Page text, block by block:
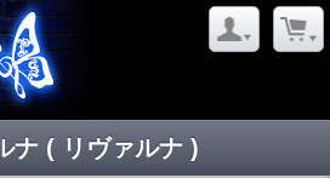
ナ ( リヴァルナ )